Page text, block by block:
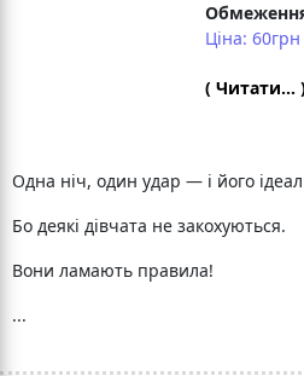
Ціна: 60грн
( Читати...
Одна ніч, один удар — і його
Бо деякі дівчата не закохуються.
Вони ламають правила!
...